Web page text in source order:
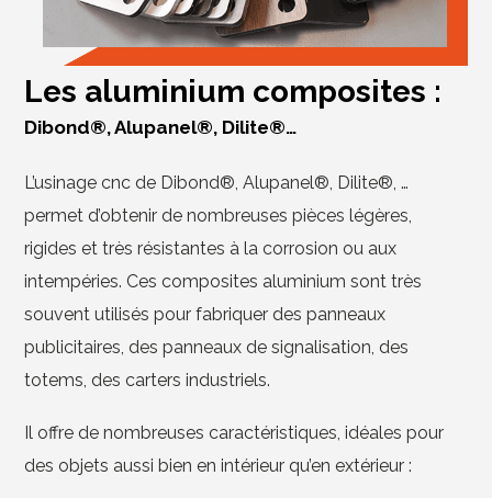
Les aluminium composites :
Dibond®, Alupanel®, Dilite®…
L’usinage cnc de Dibond®, Alupanel®, Dilite®, …
permet d’obtenir de nombreuses pièces légères,
rigides et très résistantes à la corrosion ou aux
intempéries. Ces composites aluminium sont très
souvent utilisés pour fabriquer des panneaux
publicitaires, des panneaux de signalisation, des
totems, des carters industriels.
Il offre de nombreuses caractéristiques, idéales pour
des objets aussi bien en intérieur qu’en extérieur :